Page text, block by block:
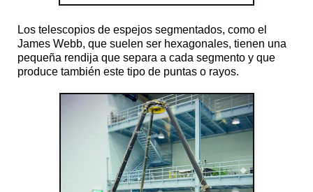
Los telescopios de espejos segmentados, como el
James Webb, que suelen ser hexagonales, tienen una
pequeña rendija que separa a cada segmento y que
produce también este tipo de puntas o rayos.